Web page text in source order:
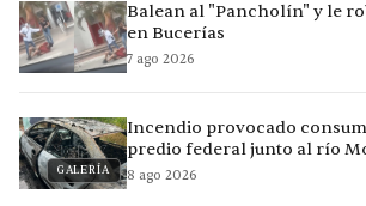
Balean al "Pancholín" y le
en Bucerías
7 ago 2026
GALERÍA
Incendio provocado
predio federal junto al río
8 ago 2026